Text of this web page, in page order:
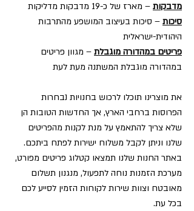
מדבקות – מארז של כ-19 מדבקות מדליקות
סיכות – סיכות בעיצוב המושפע מהתרבות
היהודית-ישראלית
פריטים במהדורה מוגבלת – מגוון פריטים
במהדורה מוגבלת המשתנה מעת לעת
את מוצרינו תוכלו לרכוש בחנויות נבחרות
הפרוסות ברחבי הארץ, אך החדשות הטובות הן
שלא צריך להתאמץ על מנת לקנות מהפריטים
שלנו וניתן לקבל משלוח ישירות לפתח ביתכם.
באתר החנות שלנו תמצאו קטלוג פריטים מפורט,
מערכת הזמנות נוחה לתפעול, מנגנון תשלום
מאובטח וצוות שירות לקוחות הזמין לסייע לכם
בכל עת.